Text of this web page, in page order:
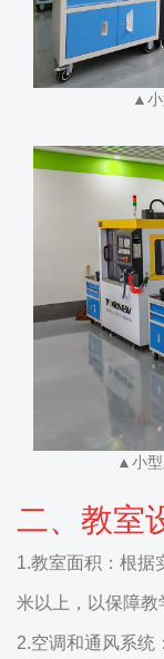
▲小
▲小型
二、教室
1.教室面积：根据
米以上，以保障教
2.空调和通风系统